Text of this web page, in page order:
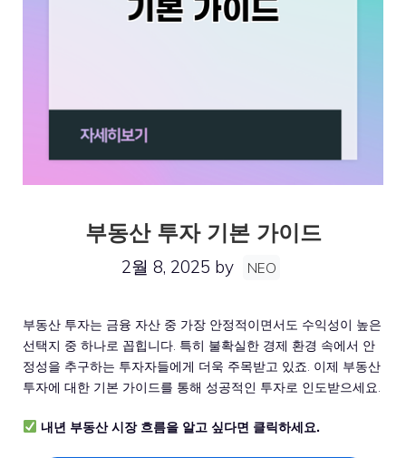
부동산 투자 기본 가이드
2월 8, 2025 by NEO
부동산 투자는 금융 자산 중 가장 안정적이면서도 수익성이 높은
선택지 중 하나로 꼽힙니다. 특히 불확실한 경제 환경 속에서 안
정성을 추구하는 투자자들에게 더욱 주목받고 있죠. 이제 부동산
투자에 대한 기본 가이드를 통해 성공적인 투자로 인도받으세요.
내년 부동산 시장 흐름을 알고 싶다면 클릭하세요.